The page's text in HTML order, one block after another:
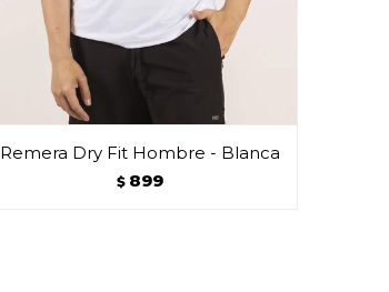
Remera Dry Fit Hombre - Blanca
$ 899